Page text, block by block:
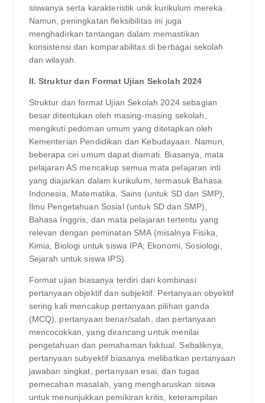
siswanya serta karakteristik unik kurikulum mereka.
Namun, peningkatan fleksibilitas ini juga
menghadirkan tantangan dalam memastikan
konsistensi dan komparabilitas di berbagai sekolah
dan wilayah.
II. Struktur dan Format Ujian Sekolah 2024
Struktur dan format Ujian Sekolah 2024 sebagian
besar ditentukan oleh masing-masing sekolah,
mengikuti pedoman umum yang ditetapkan oleh
Kementerian Pendidikan dan Kebudayaan. Namun,
beberapa ciri umum dapat diamati. Biasanya, mata
pelajaran AS mencakup semua mata pelajaran inti
yang diajarkan dalam kurikulum, termasuk Bahasa
Indonesia, Matematika, Sains (untuk SD dan SMP),
Ilmu Pengetahuan Sosial (untuk SD dan SMP),
Bahasa Inggris, dan mata pelajaran tertentu yang
relevan dengan peminatan SMA (misalnya Fisika,
Kimia, Biologi untuk siswa IPA; Ekonomi, Sosiologi,
Sejarah untuk siswa IPS).
Format ujian biasanya terdiri dari kombinasi
pertanyaan objektif dan subjektif. Pertanyaan obyektif
sering kali mencakup pertanyaan pilihan ganda
(MCQ), pertanyaan benar/salah, dan pertanyaan
mencocokkan, yang dirancang untuk menilai
pengetahuan dan pemahaman faktual. Sebaliknya,
pertanyaan subyektif biasanya melibatkan pertanyaan
jawaban singkat, pertanyaan esai, dan tugas
pemecahan masalah, yang mengharuskan siswa
untuk menunjukkan pemikiran kritis, keterampilan